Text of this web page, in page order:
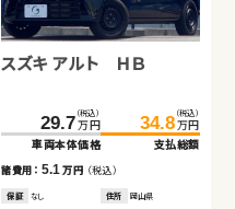
スズキ アルト ＨＢ
29.7 （税込）
万円
車両本体価格
34.8 （税込）
万円
支払総額
諸費用： 5.1万円 （税込）
保証 なし 住所 岡山県
トヨタ アクア
136.0（税込）
万円
146.0
諸費用：10.0万円（税込）
なし
年式 2020年 走行
排気 1,500 整備 法定整備付
日産 セレナ
229.7（税込）
万円
238.0
諸費用：8.3 万円（税込）
なし
年式 2021年 走行
排気 2,000 整備 法定整備付